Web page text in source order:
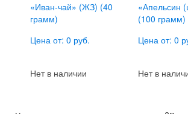
«Иван-чай» (ЖЗ) (40
грамм)
Цена от: 0 руб.
Нет в наличии
«Апельсин
(100 грамм)
Цена от: 0
Нет в